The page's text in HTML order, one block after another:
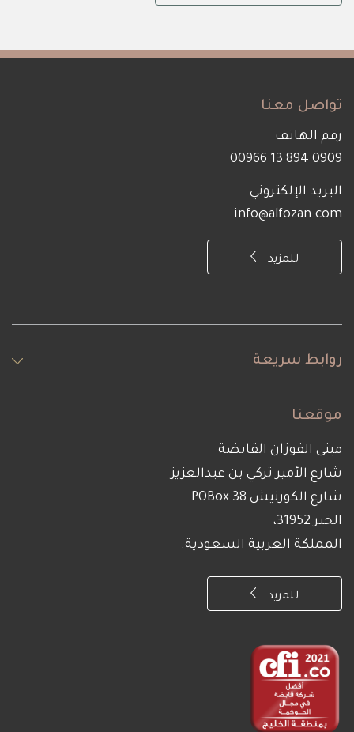
تواصل معنا
رقم الهاتف
0909 894 13 00966
البريد الإلكتروني
info@alfozan.com
للمزيد
روابط سريعة
موقعنا
مبنى الفوزان القابضة
شارع الأمير تركي بن عبدالعزيز
شارع الكورنيش POBox 38
الخبر 31952،
المملكة العربية السعودية.
للمزيد